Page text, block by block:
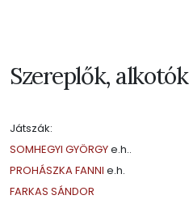
Szereplők, alkotók
Játszák:
SOMHEGYI GYÖRGYe.h..
PROHÁSZKA FANNI e.h.
FARKAS SÁNDOR